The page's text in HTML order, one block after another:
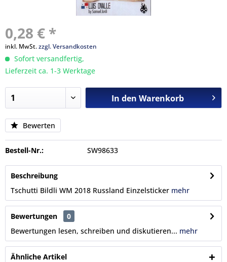
0,28 € *
inkl. MwSt.zzgl. Versandkosten
Sofort versandfertig,
Lieferzeit ca. 1-3 Werktage
In den Warenkorb
Bewerten
Bestell-Nr.: SW98633
Beschreibung
Tschutti Bildli WM 2018 Russland Einzelsticker mehr
Bewertungen
0
Bewertungen lesen, schreiben und diskutieren... mehr
Ähnliche Artikel